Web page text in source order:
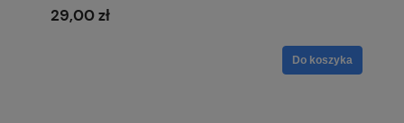
29,00 zł
Do koszyka